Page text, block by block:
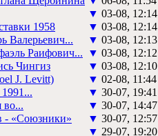
▼ 03-08, 12:14
1958
▼ 03-08, 12:14
Валерьевич...
▼ 03-08, 12:13
Раифович...
▼ 03-08, 12:12
Чингиз
▼ 03-08, 12:10
J. Levitt)
▼ 02-08, 11:44
▼ 30-07, 19:41
во...
▼ 30-07, 14:47
- «Союзники»
▼ 30-07, 12:57
▼ 29-07, 19:20